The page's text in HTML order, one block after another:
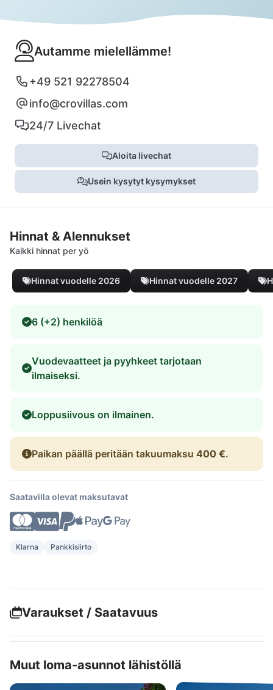
Autamme mielellämme!
+49 521 92278504
info@crovillas.com
24/7 Livechat
Aloita livechat
Usein kysytyt kysymykset
Hinnat & Alennukset
Kaikki hinnat per yö
Hinnat vuodelle 2026 Hinnat vuodelle 2027
6 (+2) henkilöä
Vuodevaatteet ja pyyhkeet tarjotaan
ilmaiseksi.
Loppusiivous on ilmainen.
Paikan päällä peritään takuumaksu 400 €.
Saatavilla olevat maksutavat
Klarna Pankkisiirto
Varaukset / Saatavuus
Muut loma-asunnot lähistöllä